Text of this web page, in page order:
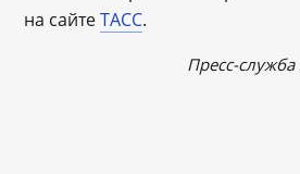
на сайтеТАСС.
Пресс-